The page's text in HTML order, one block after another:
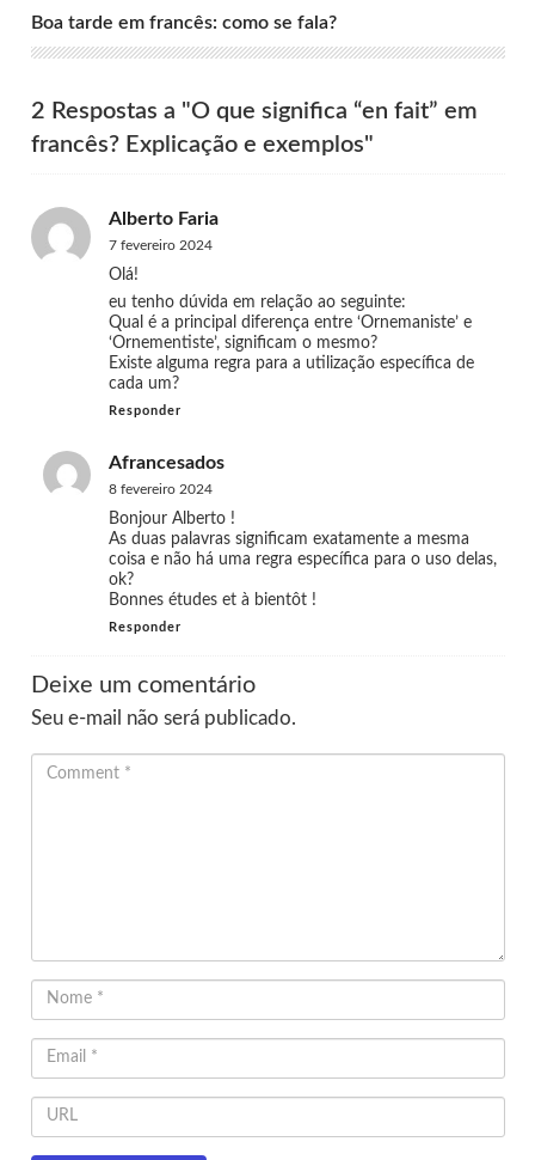
Boa tarde em francês: como se fala?
2 Respostas a "O que significa “en fait” em
francês? Explicação e exemplos"
Alberto Faria
7 fevereiro 2024
Olá!
eu tenho dúvida em relação ao seguinte:
Qual é a principal diferença entre ‘Ornemaniste’ e
‘Ornementiste’, significam o mesmo?
Existe alguma regra para a utilização específica de
cada um?
Responder
Afrancesados
8 fevereiro 2024
Bonjour Alberto !
As duas palavras significam exatamente a mesma
coisa e não há uma regra específica para o uso delas,
ok?
Bonnes études et à bientôt !
Responder
Deixe um comentário
Seu e-mail não será publicado.